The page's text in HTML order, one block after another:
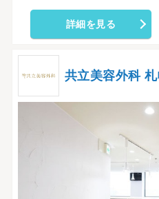
詳細を見る
共立美容外科